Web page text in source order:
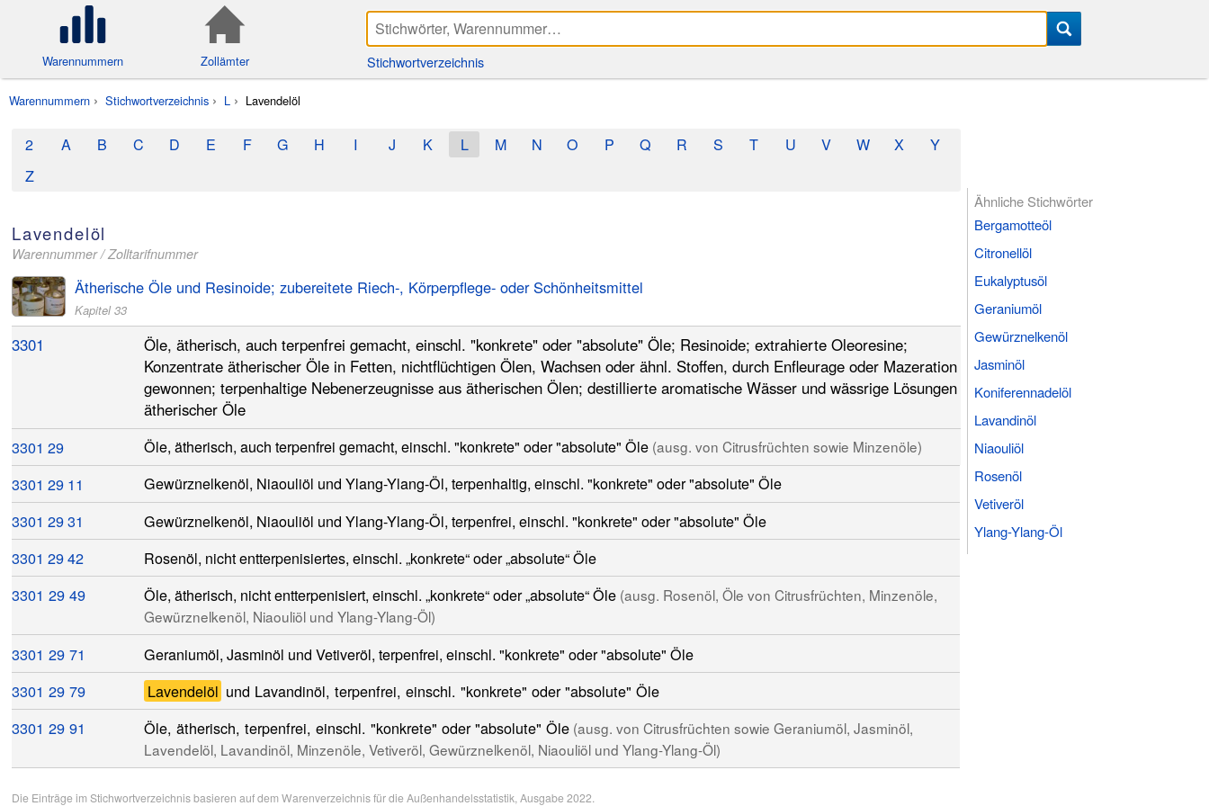
Warennummern Zollämter Stichwortverzeichnis
Warennummern Stichwortverzeichnis L Lavendelöl
2 A B C D E F G H I J K L M N O P Q R S T U V W X
Y
Z
Lavendelöl
Warennummer / Zolltarifnummer
Ätherische Öle und Resinoide; zubereitete Riech-, Körperpflege- oder Schönheitsmittel
Kapitel 33
3301
Öle, ätherisch, auch terpenfrei gemacht, einschl. "konkrete" oder "absolute" Öle; Resinoide; extrahierte Oleoresine;
Konzentrate ätherischer Öle in Fetten, nichtflüchtigen Ölen, Wachsen oder ähnl. Stoffen, durch Enfleurage oder Mazeration
gewonnen; terpenhaltige Nebenerzeugnisse aus ätherischen Ölen; destillierte aromatische Wässer und wässrige Lösungen
ätherischer Öle
3301 29 Öle, ätherisch, auch terpenfrei gemacht, einschl. "konkrete" oder "absolute" Öle (ausg. von Citrusfrüchten sowie Minzenöle)
3301 29 11 Gewürznelkenöl, Niaouliöl und Ylang-Ylang-Öl, terpenhaltig, einschl. "konkrete" oder "absolute" Öle
3301 2931
Gewürznelkenöl, Niaouliöl und Ylang-Ylang-Öl, terpenfrei, einschl. "konkrete" oder "absolute" Öle
3301 2942
Rosenöl, nicht entterpenisiertes, einschl. „konkrete“ oder „absolute“ Öle
3301 29 49 Öle, ätherisch, nicht entterpenisiert, einschl. „konkrete“ oder „absolute“ Öle (ausg. Rosenöl, Öle von Citrusfrüchten, Minzenöle,
Gewürznelkenöl, Niaouliöl und Ylang-Ylang-Öl)
3301 29 71
Geraniumöl, Jasminöl und Vetiveröl, terpenfrei, einschl. "konkrete" oder "absolute" Öle
3301 29 79 Lavendelöl und Lavandinöl, terpenfrei, einschl. "konkrete" oder "absolute" Öle
3301 29 91 Öle, ätherisch, terpenfrei, einschl. "konkrete" oder "absolute" Öle (ausg. von Citrusfrüchten sowie Geraniumöl, Jasminöl,
Lavendelöl, Lavandinöl, Minzenöle, Vetiveröl, Gewürznelkenöl, Niaouliöl und Ylang-Ylang-Öl)
Die Einträge im Stichwortverzeichnis basieren auf dem Warenverzeichnis für die Außenhandelsstatistik, Ausgabe 2022.
Ähnliche Stichwörter
Bergamotteöl
Citronellöl
Eukalyptusöl
Geraniumöl
Gewürznelkenöl
Jasminöl
Koniferennadelöl
Lavandinöl
Niaouliöl
Rosenöl
Vetiveröl
Ylang-Ylang-Öl